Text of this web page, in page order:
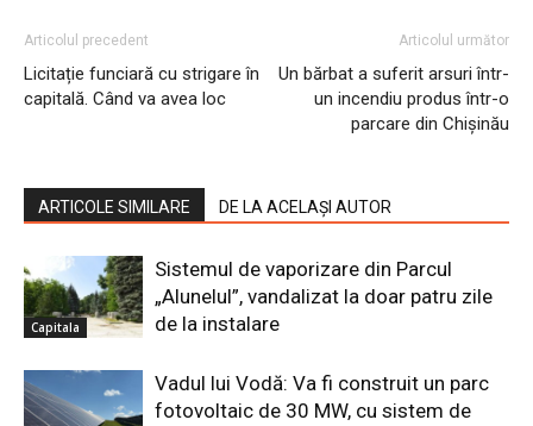
Articolul precedent
Licitație funciară cu strigare în
capitală. Când va avea loc
Articolul următor
Un bărbat a suferit arsuri într-
un incendiu produs într-o
parcare din Chișinău
ARTICOLE SIMILARE DE LA ACELAȘI AUTOR
Capitala
Sistemul de vaporizare din Parcul
„Alunelul”, vandalizat la doar patru zile
de la instalare
Vadul lui Vodă: Va fi construit un parc
fotovoltaic de 30 MW, cu sistem de